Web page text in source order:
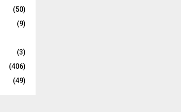
(50)
(9)
(3)
(406)
(49)